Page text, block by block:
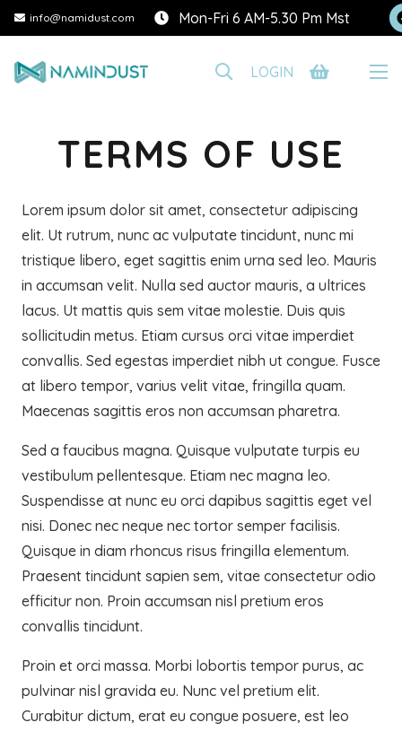
info@namidust.com Mon-Fri 6 AM-5.30 Pm Mst
LOGIN
TERMS OF USE
Lorem ipsum dolor sit amet, consectetur adipiscing
elit. Ut rutrum, nunc ac vulputate tincidunt, nunc mi
tristique libero, eget sagittis enim urna sed leo. Mauris
in accumsan velit. Nulla sed auctor mauris, a ultrices
lacus. Ut mattis quis sem vitae molestie. Duis quis
sollicitudin metus. Etiam cursus orci vitae imperdiet
convallis. Sed egestas imperdiet nibh ut congue. Fusce
at libero tempor, varius velit vitae, fringilla quam.
Maecenas sagittis eros non accumsan pharetra.
Sed a faucibus magna. Quisque vulputate turpis eu
vestibulum pellentesque. Etiam nec magna leo.
Suspendisse at nunc eu orci dapibus sagittis eget vel
nisi. Donec nec neque nec tortor semper facilisis.
Quisque in diam rhoncus risus fringilla elementum.
Praesent tincidunt sapien sem, vitae consectetur odio
efficitur non. Proin accumsan nisl pretium eros
convallis tincidunt.
Proin et orci massa. Morbi lobortis tempor purus, ac
pulvinar nisl gravida eu. Nunc vel pretium elit.
Curabitur dictum, erat eu congue posuere, est leo